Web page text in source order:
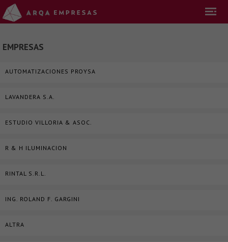
EMPRESAS
AUTOMATIZACIONES PROYSA
LAVANDERA S.A.
ESTUDIO VILLORIA & ASOC.
R & H ILUMINACION
RINTAL S.R.L.
ING. ROLAND F. GARGINI
ALTRA